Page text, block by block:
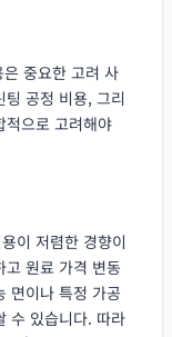
중요한 고려 사
공정 비용, 그리
적으로 고려해야
이 저렴한 경향이
고 원료 가격 변동
면이나 특정 가공
수 있습니다. 따라